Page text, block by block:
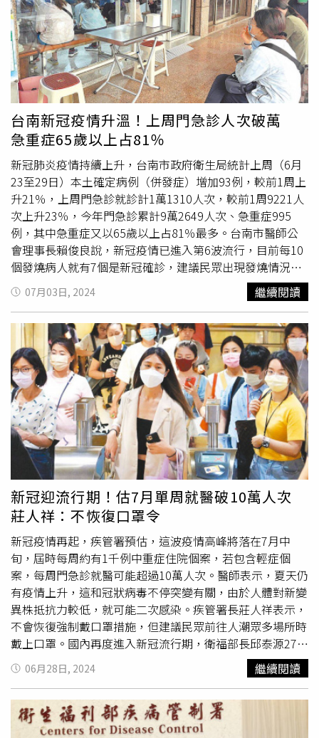
似症狀，建議先戴口罩就醫，由醫師評估是否需進行呼吸道
傳染病相關篩檢及後續診治。疾管署提醒，相關防疫資訊，
可至疾管署官網「新冠最新防疫專區」（
https://gov.tw/gNG ），查詢各縣市衛生局提供之家用快篩
試劑販售藥局及提供醫用快篩醫療院所名單連結、疫苗接種
院所、抗病毒藥劑配置存放點、自主戴口罩建議、快篩陽性
怎麼辦等訊息。
(Xocova錠)5,000人份，且仍有開口合約可叫貨，配合疫情
供應。此外，食藥署已與快篩試劑廠商和通路密切聯繫，請
廠商持續增加生產量，且協調四大超商、連鎖藥局、社區藥
局等通路，針對新冠家用快篩陸續舖貨，各縣市已於本週盤
點轄內快篩相關販售或提供資訊，公布於衛生局網頁並會持
續更新，疾管署亦已於官網設置「新冠最新防疫專區」(
https://gov.tw/gNG )，彙整各縣市衛生局提供之家用快篩
試劑販售藥局及提供醫用快篩醫療院所名單連結，也提供疫
苗接種院所、抗病毒藥劑配置存放點、快篩陽性怎麼辦等資
訊，方便民眾查詢。疾管署提醒，雖然新冠病毒感染多為輕
症或無症狀，但病程仍有機會發展為中重症，民眾千萬不可
輕忽。除接種疫苗外，生活中仍應持續落實手部衛生及咳嗽
禮節等衛生好習慣；另65歲以上長者、孕產婦或具慢性病史
等具重症風險因子對象，為感染新冠後可能導致併發症之高
風險對象，出現發燒或咳嗽、流鼻涕、喉嚨痛等疑似症狀，
建議應先使用快篩，如快篩陽性請儘速就醫，以利醫師及早
診治並開立口服抗病毒藥物，降低感染後引發併發症或導致
死亡之風險。
台南新冠疫情升溫！上周門急診人次破萬
急重症65歲以上占81％
新冠肺炎疫情持續上升，台南市政府衛生局統計上周（6月
23至29日）本土確定病例（併發症）增加93例，較前1周上
升21％，上周門急診就診計1萬1310人次，較前1周9221人
次上升23％，今年門急診累計9萬2649人次、急重症995
例，其中急重症又以65歲以上占81％最多。台南市醫師公
會理事長賴俊良說，新冠疫情已進入第6波流行，目前每10
個發燒病人就有7個是新冠確診，建議民眾出現發燒情況，
先在家篩檢，減少到診所篩檢等候的時間。針對目前醫院急
診爆量，他也說，輕症者優先去診所就診，如症狀未改善或
出現重症，診所也會幫忙轉介到醫院看診，避免一窩蜂擠到
醫院急診。由於5月19日起口罩令全面解除，他說，口罩一
解封，案例就多起來，提醒民眾前往人多地方、公共場合一
定要戴口罩。台南市政府衛生局強調，目前治療新冠肺炎的
藥物儲備充足，診所也都有配發，呼籲落實分級分流並加強
醫院感染管制措施。衛生局前天線上召開「台南市COVID-
19醫療分流與診治專案會議」，邀南區傳染病防治醫療網指
揮官柯文謙及醫師公會、診所協會、台南各大醫院討論相關
配套措施，落實分級分流並加強醫院感染管制措施。柯文謙
表示，疫情上升原因不排除是氣溫上升，導致民眾待在室內
時間拉長，加上口罩令解禁、飛沫傳染機率增加，且不只新
冠疫情，流感及其他呼吸道傳染病染疫機率都大幅提升，生
活回歸常態仍應持續落實戴口罩、肥皂洗手等個人衛生習
慣。會中針對新冠肺炎感染個案，優先使用瑞德西韋
（Remdesivir）和倍拉維（Paxlovid）等藥物；另，莫納皮
拉韋 （Molnupiravir）因效果有限，為「有條件下使用」藥
物，於無法使用倍拉維、瑞德西韋及其他建議藥物時，有條
件使用，後續將依中央下貨量與各醫院使用情形分配調度。
07月03日, 2024 繼續閱讀
新冠迎流行期！估7月單周就醫破10萬人次
莊人祥：不恢復口罩令
新冠疫情再起，疾管署預估，這波疫情高峰將落在7月中
旬，屆時每周約有1千例中重症住院個案，若包含輕症個
案，每周門急診就醫可能超過10萬人次。醫師表示，夏天仍
有疫情上升，這和冠狀病毒不停突變有關，由於人體對新變
異株抵抗力較低，就可能二次感染。疾管署長莊人祥表示，
不會恢復強制戴口罩措施，但建議民眾前往人潮眾多場所時
戴上口罩。國內再度進入新冠流行期，衛福部長邱泰源27日
表示，「防疫體系還在」，因應新冠疫情上升，正積極進行
4大策略，包括密切監測國內外疫情、強化防疫物品儲備和
調度、訂定相關指引、加強衛教以及醫療院所合作。邱泰源
指出，已提供300萬劑家用快篩試劑供基層醫療院所發放，
並積極儲備新冠抗病毒藥物。莊人祥說明，國內瑞德西韋庫
06月28日, 2024 繼續閱讀